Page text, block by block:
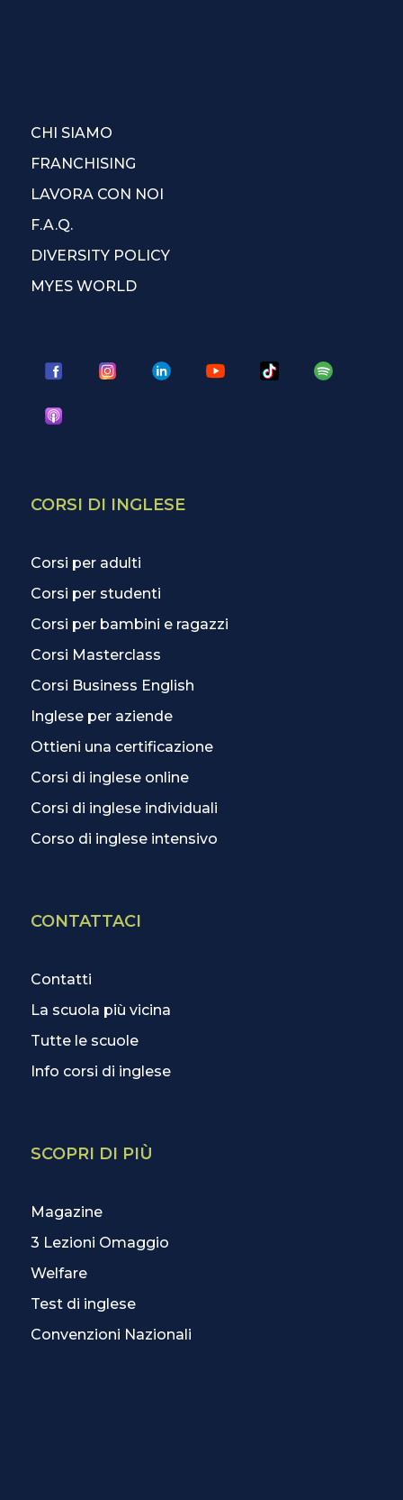
CHI SIAMO
FRANCHISING
LAVORA CON NOI
F.A.Q.
DIVERSITY POLICY
MYES WORLD
CORSI DI INGLESE
Corsi per adulti
Corsi per studenti
Corsi per bambini e ragazzi
Corsi Masterclass
Corsi Business English
Inglese per aziende
Ottieni una certificazione
Corsi di inglese online
Corsi di inglese individuali
Corso di inglese intensivo
CONTATTACI
Contatti
La scuola più vicina
Tutte le scuole
Info corsi di inglese
SCOPRI DI PIÙ
Magazine
3 Lezioni Omaggio
Welfare
Test di inglese
Convenzioni Nazionali